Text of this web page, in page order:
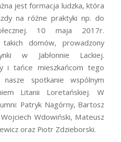
jest formacja ludzka, która
na różne praktyki np. do
10 maja 2017r.
domów, prowadzony
w Jabłonnie Lackiej.
i tańce mieszkańcom tego
nasze spotkanie wspólnym
Litanii Loretańskiej. W
Patryk Nagórny, Bartosz
Wdowiński, Mateusz
oraz Piotr Zdzieborski.